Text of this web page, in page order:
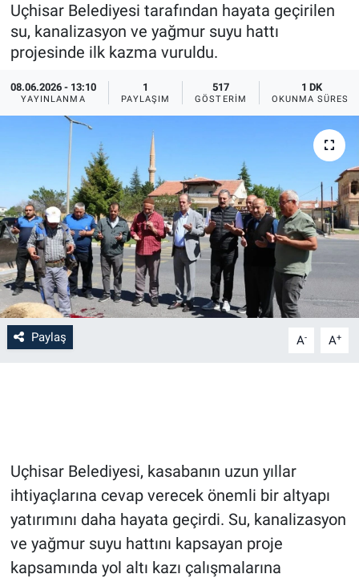
Uçhisar Belediyesi tarafından hayata geçirilen
su, kanalizasyon ve yağmur suyu hattı
projesinde ilk kazma vuruldu.
08.06.2026 - 13:10
YAYINLANMA
1
PAYLAŞIM
517
GÖSTERIM
1 DK
OKUNMA SÜRESI
Paylaş A- A+
Uçhisar Belediyesi, kasabanın uzun yıllar
ihtiyaçlarına cevap verecek önemli bir altyapı
yatırımını daha hayata geçirdi. Su, kanalizasyon
ve yağmur suyu hattını kapsayan proje
kapsamında yol altı kazı çalışmalarına
Sağlık
Asayiş
İlan - Duyuru- Mesaj
Yaşam
Sağlık
Eğitim
Kültür
3.Sayfa
Röportaj
Kayseri
Niğde
İlan - Duyuru- Mesaj